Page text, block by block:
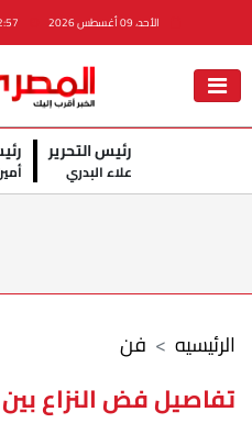
الأحد، 09 أغسطس 2026
رئيس التحرير
علاء البدري
فن الرئيسيه
تفاصيل فض النزاع